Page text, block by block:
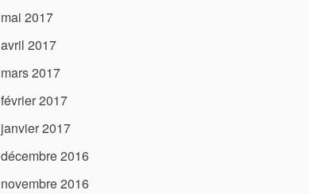
mai 2017
avril 2017
mars 2017
février 2017
janvier 2017
décembre 2016
novembre 2016